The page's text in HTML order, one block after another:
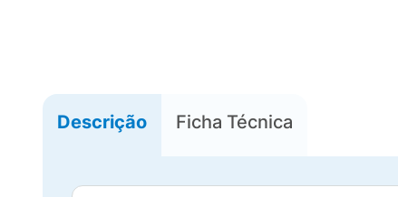
Descrição Ficha Técnica